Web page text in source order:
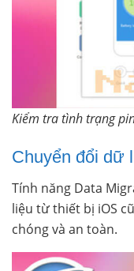
Kiểm tra tình trạng
Chuyển đổi dữ
Tính năng Data
liệu từ thiết bị iOS
chóng và an toàn.